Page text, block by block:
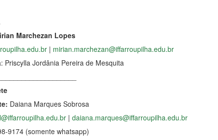
Marchezan Lopes
| mirian.marchezan@iffarroupilha.edu.br
Priscylla Jordânia Pereira de Mesquita
Daiana Marques Sobrosa
| daiana.marques@iffarroupilha.edu.br
9174 (somente whatsapp)